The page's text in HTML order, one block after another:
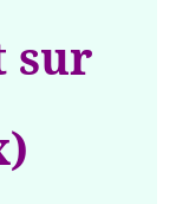
sur